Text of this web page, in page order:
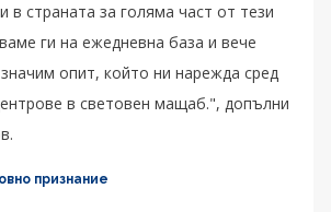
в страната за голяма част от тези
ги на ежедневна база и вече
опит, който ни нарежда сред
в световен мащаб.", допълни
признание